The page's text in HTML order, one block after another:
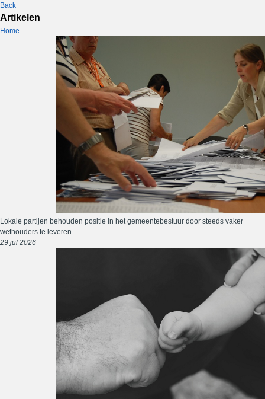
Back
Artikelen
Home
Lokale partijen behouden positie in het gemeentebestuur door steeds vaker
wethouders te leveren
29 jul 2026